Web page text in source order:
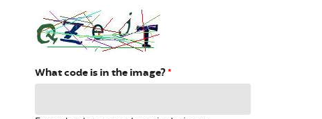
What code is in the image? *